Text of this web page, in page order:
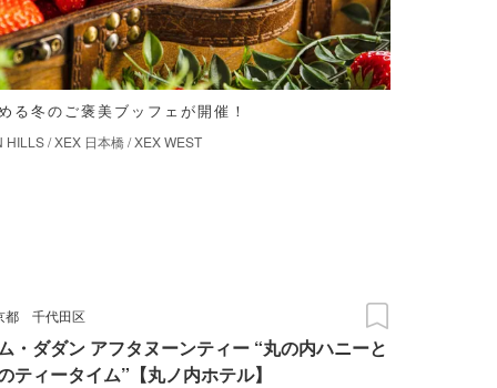
る冬のご褒美ブッフェが開催！
HILLS/XEX 日本橋/XEX WEST
都 千代田区
・ダダン アフタヌーンティー “丸の内ハニーと
ティータイム”【丸ノ内ホテル】